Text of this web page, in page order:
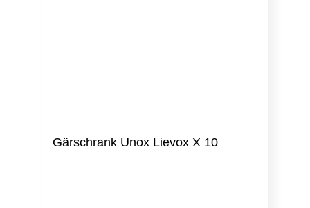
Gärschrank Unox Lievox X 10